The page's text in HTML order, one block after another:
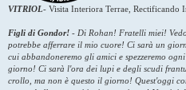
VITRIOL- Visita Interiora Terrae, Rectificando
Figli di Gondor! - Di Rohan! Fratelli miei!
potrebbe afferrare il mio cuore! Ci sarà un
cui abbandoneremo gli amici e spezzeremo
giorno! Ci sarà l'ora dei lupi e degli scudi
crollo, ma non è questo il giorno! Quest'oggi